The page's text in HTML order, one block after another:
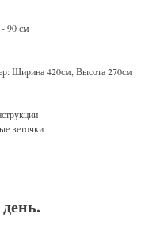
90 см
Ширина 420см, Высота 270см
веточки